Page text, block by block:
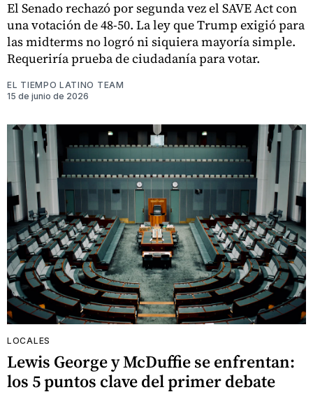
El Senado rechazó por segunda vez el SAVE Act con
una votación de 48-50. La ley que Trump exigió para
las midterms no logró ni siquiera mayoría simple.
Requeriría prueba de ciudadanía para votar.
EL TIEMPO LATINO TEAM
15 de junio de 2026
LOCALES
Lewis George y McDuffie se enfrentan:
los 5 puntos clave del primer debate